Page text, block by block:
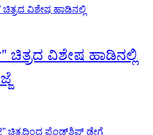
ಚಿತ್ರದ ವಿಶೇಷ ಹಾಡಿನಲ್ಲಿ